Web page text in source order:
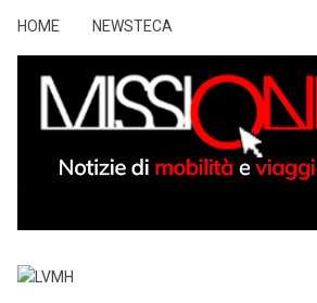
HOME NEWSTECA